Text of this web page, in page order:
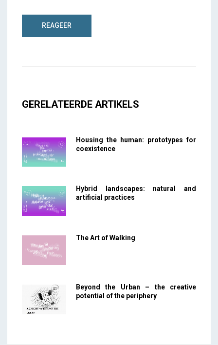
GERELATEERDE ARTIKELS
Housing the human: prototypes for
coexistence
Hybrid landscapes: natural and
artificial practices
The Art of Walking
Beyond the Urban – the creative
potential of the periphery